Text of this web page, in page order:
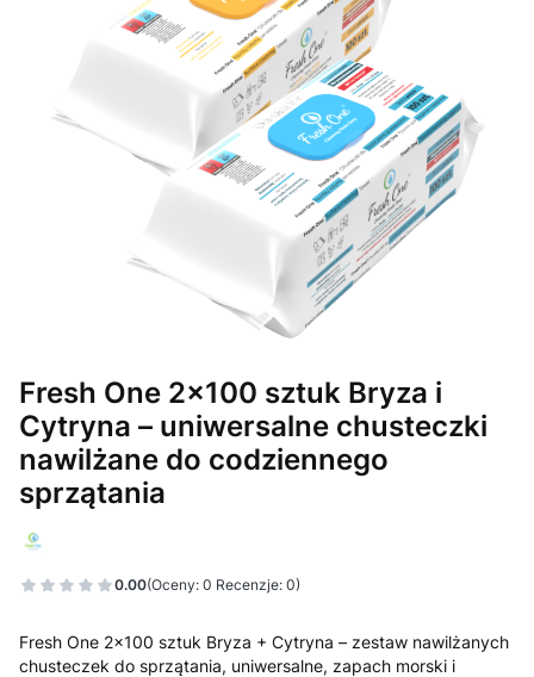
Fresh One 2x100 sztuk Bryza i
Cytryna – uniwersalne chusteczki
nawilżane do codziennego
sprzątania
0.00(Oceny: 0 Recenzje: 0)
Przejdź do sekcji Opinie
Fresh One 2x100 sztuk Bryza + Cytryna – zestaw nawilżanych
chusteczek do sprzątania, uniwersalne, zapach morski i